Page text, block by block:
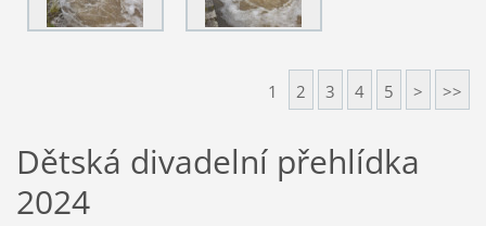
1 2 3 4 5 > >>
Dětská divadelní přehlídka
2024